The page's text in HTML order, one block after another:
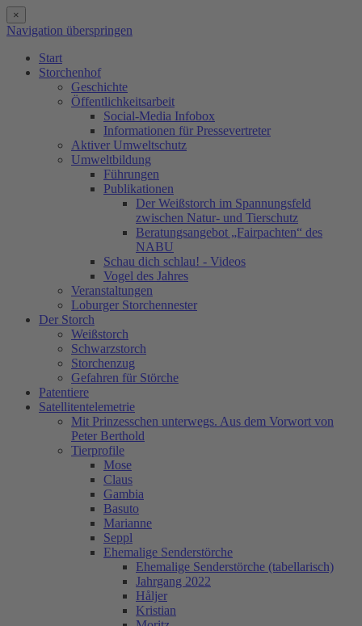
×
Navigation überspringen
Start
Storchenhof
Geschichte
Öffentlichkeitsarbeit
Social-Media Infobox
Informationen für Pressevertreter
Aktiver Umweltschutz
Umweltbildung
Führungen
Publikationen
Der Weißstorch im Spannungsfeld
zwischen Natur- und Tierschutz
Beratungsangebot „Fairpachten“ des
NABU
Schau dich schlau! - Videos
Vogel des Jahres
Veranstaltungen
Loburger Storchennester
Der Storch
Weißstorch
Schwarzstorch
Storchenzug
Gefahren für Störche
Patentiere
Satellitentelemetrie
Mit Prinzesschen unterwegs. Aus dem Vorwort von
Peter Berthold
Tierprofile
Mose
Claus
Gambia
Basuto
Marianne
Seppl
Ehemalige Senderstörche
Ehemalige Senderstörche (tabellarisch)
Jahrgang 2022
Håljer
Kristian